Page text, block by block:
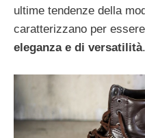
ultime tendenze della
caratterizzano per
eleganza e di versatilità.